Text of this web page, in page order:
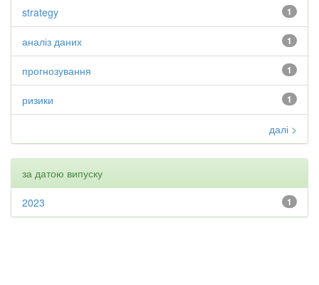
1
strategy
1
аналіз даних
1
прогнозування
1
ризики
далі >
за датою випуску
1
2023